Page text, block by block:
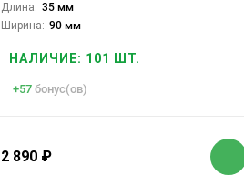
Длина: 35 мм
Ширина: 90 мм
НАЛИЧИЕ: 101 ШТ.
+57 бонус(ов)
2 890 ₽